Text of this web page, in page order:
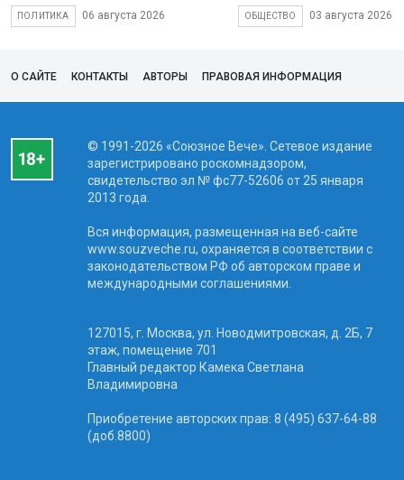
ПОЛИТИКА 06 августа 2026 ОБЩЕСТВО 03 августа 2026
О САЙТЕ КОНТАКТЫ АВТОРЫ ПРАВОВАЯ ИНФОРМАЦИЯ
© 1991-2026 «Союзное Вече». Сетевое издание
зарегистрировано роскомнадзором,
свидетельство эл № фc77-52606 от 25 января
2013 года.
Вся информация, размещенная на веб-сайте
www.souzveche.ru, охраняется в соответствии с
законодательством РФ об авторском праве и
международными соглашениями.
127015, г. Москва, ул. Новодмитровская, д. 2Б, 7
этаж, помещение 701
Главный редактор Камека Светлана
Владимировна
Приобретение авторских прав: 8 (495) 637-64-88
(доб.8800)